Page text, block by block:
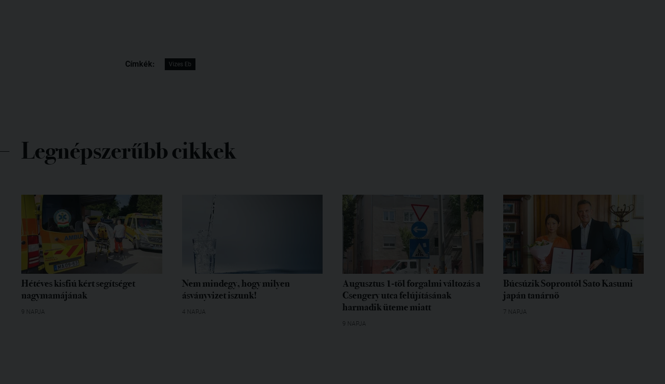
Címkék: Vizes Eb
Legnépszerűbb cikkek
Hétéves kisfiú kért segítséget
nagymamájának
9 NAPJA
Nem mindegy, hogy milyen
ásványvizet iszunk!
4 NAPJA
Augusztus 1-től forgalmi változás a
Csengery utca felújításának
harmadik üteme miatt
9 NAPJA
Búcsúzik Soprontól Sato Kasumi
japán tanárnő
7 NAPJA